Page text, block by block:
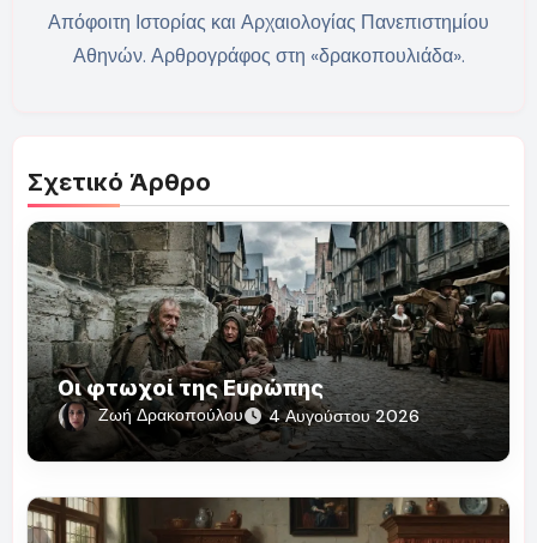
Απόφοιτη Ιστορίας και Αρχαιολογίας Πανεπιστημίου
Αθηνών. Αρθρογράφος στη «δρακοπουλιάδα».
Σχετικό Άρθρο
Οι φτωχοί της Ευρώπης
Ζωή Δρακοπούλου 4 Αυγούστου 2026